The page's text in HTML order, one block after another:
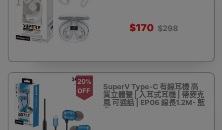
$170 $298
20%
OFF
SuperV Type-C 有線耳機 高
質立體聲 | 入耳式耳機 | 帶麥克
風 可通話 | EP06 線長1.2M- 藍
色